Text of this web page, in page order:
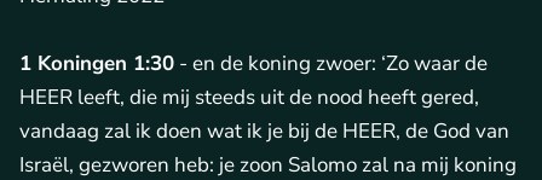
1 Koningen 1:30 - en de koning zwoer: ‘Zo waar de
HEER leeft, die mij steeds uit de nood heeft gered,
vandaag zal ik doen wat ik je bij de HEER, de God van
Israël, gezworen heb: je zoon Salomo zal na mij koning